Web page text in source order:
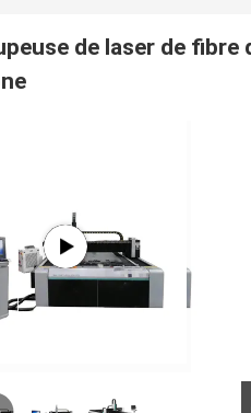
de laser de fibre